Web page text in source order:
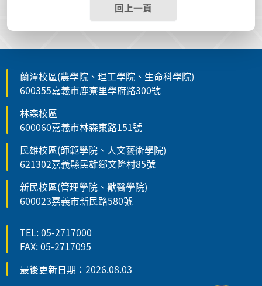
回上一頁
蘭潭校區(農學院、理工學院、生命科學院)
600355嘉義市鹿寮里學府路300號
林森校區
600060嘉義市林森東路151號
民雄校區(師範學院、人文藝術學院)
621302嘉義縣民雄鄉文隆村85號
新民校區(管理學院、獸醫學院)
600023嘉義市新民路580號
TEL: 05-2717000
FAX: 05-2717095
最後更新日期：2026.08.03